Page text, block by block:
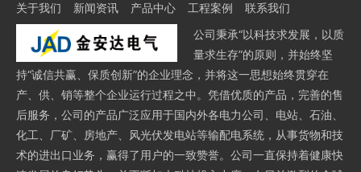
关于我们 新闻资讯 产品中心 工程案例
联系我们
公司秉承“以科技求发展，以质
量求生存”的原则，并始终坚
持“诚信共赢、保质创新”的企业理念，并将这一思想始终贯穿在
产、供、销等整个企业运行过程之中。凭借优质的产品，完善的售
后服务，公司的产品广泛应用于国内外各电力公司、电站、石油、
化工、厂矿、房地产、风光伏发电站等输配电系统，从事货物和技
术的进出口业务，赢得了用户的一致赞誉。公司一直保持着健康快